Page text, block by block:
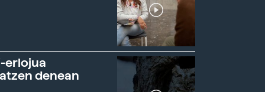
erlojua
denean